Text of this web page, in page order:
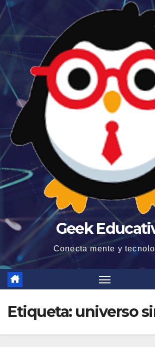
Geek
Conecta mente y
Etiqueta: universo